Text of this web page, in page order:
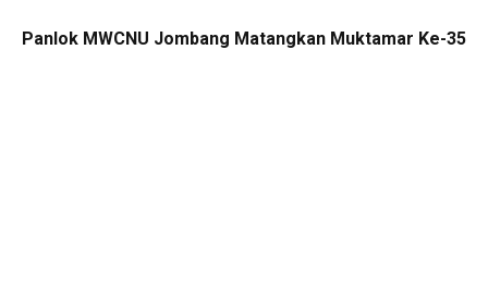
Panlok MWCNU Jombang Matangkan Muktamar Ke-35